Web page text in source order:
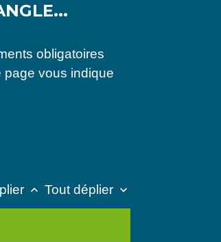
obligatoires
page vous indique
keyboard_arrow_up Tout déplier keyboard_arrow_down